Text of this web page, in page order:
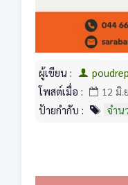
ผู้เขียน :
โพสต์เมื่อ :
12 มิ.
ป้ายกำกับ : จำน